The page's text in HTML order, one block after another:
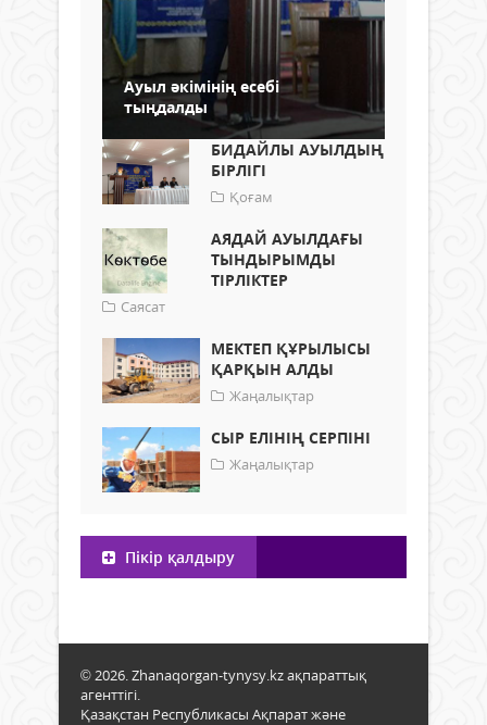
Ауыл әкімінің есебі
тыңдалды
БИДАЙЛЫ АУЫЛДЫҢ
БІРЛІГІ
Қоғам
АЯДАЙ АУЫЛДАҒЫ
ТЫНДЫРЫМДЫ
ТІРЛІКТЕР
Саясат
МЕКТЕП ҚҰРЫЛЫСЫ
ҚАРҚЫН АЛДЫ
Жаңалықтар
СЫР ЕЛІНІҢ СЕРПІНІ
Жаңалықтар
Пікір қалдыру
© 2026. Zhanaqorgan-tynysy.kz ақпараттық
агенттігі.
Қазақстан Республикасы Ақпарат және